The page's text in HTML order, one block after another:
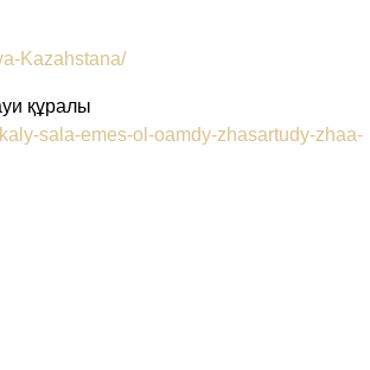
Kazahstana/
құралы
sala-emes-ol-oamdy-zhasartudy-zhaa-